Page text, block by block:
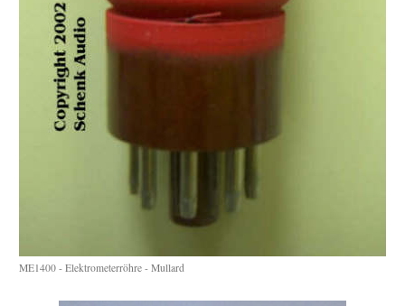
ME1400 - Elektrometerröhre - Mullard